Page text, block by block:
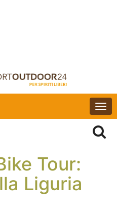
Tour:
Liguria